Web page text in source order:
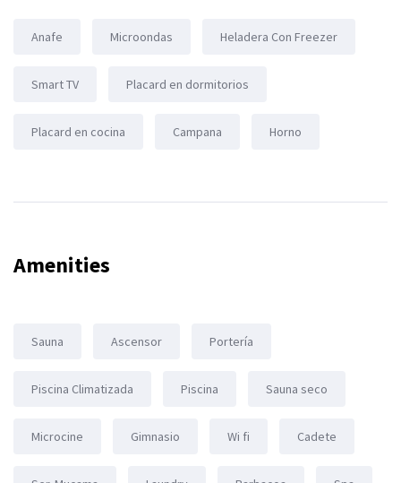
Anafe Microondas Heladera Con Freezer
Smart TV Placard en dormitorios
Placard en cocina Campana Horno
Amenities
Sauna Ascensor Portería
Piscina Climatizada Piscina Sauna seco
Microcine Gimnasio Wi fi Cadete